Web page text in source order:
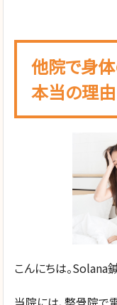
他院で身
本当の理由
こんにちは。Solana